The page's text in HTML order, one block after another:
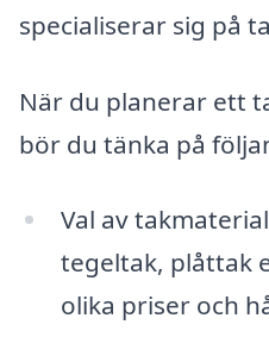
specialiserar sig på
När du planerar ett
bör du tänka på
Val av
tegeltak, plåttak
olika priser och